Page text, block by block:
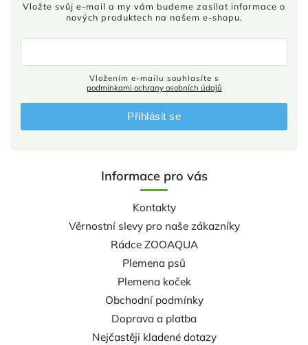
Informace pro vás
Kontakty
Věrnostní slevy pro naše zákazníky
Rádce ZOOAQUA
Plemena psů
Plemena koček
Obchodní podmínky
Doprava a platba
Nejčastěji kladené dotazy
Vložte svůj e-mail a my vám budeme zasílat informace o
nových produktech na našem e-shopu.
podmínkami ochrany osobních údajů
Přihlásit se